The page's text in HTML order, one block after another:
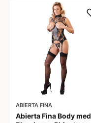
ABIERTA FINA
Abierta Fina Body med